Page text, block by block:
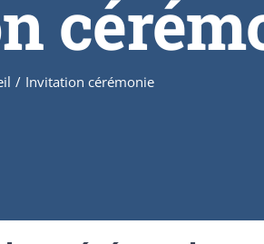
/ Invitation cérémonie